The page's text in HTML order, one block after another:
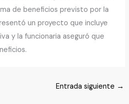
de beneficios previsto por la
un proyecto que incluye
y la funcionaria aseguró que
Entrada siguiente →